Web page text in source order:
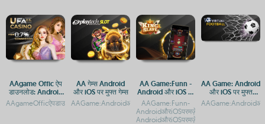
AAgame Offic ऐप
डाउनलोड: Android
और iOS प्लेटफ़ॉर्म पर
गेमिंग एक्सेस
AA गेम्स Android
और iOS पर मुफ्त गेम्स
AA Game:Funn -
Android और iOS पर
मज़ेदार गेमिंग अनुभव
AAGame:Funn-
AndroidऔरiOSपरमज़ेदारगेमिंगअनुभव
AA Game: Android
और iOS पर मुफ्त
डाउनलोड और एक्सेस